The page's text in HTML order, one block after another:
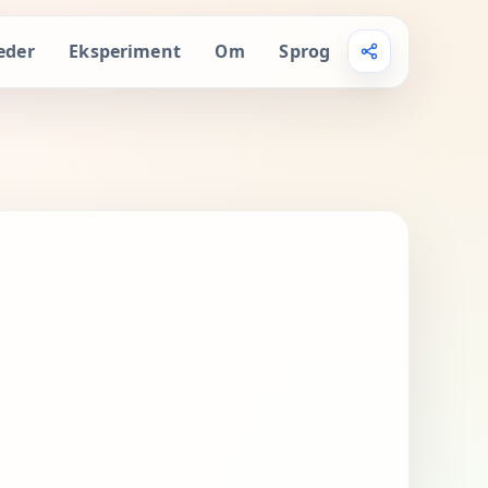
Eksperiment Om Sprog